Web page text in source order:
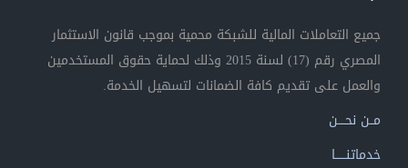
جميع التعاملات المالية للشبكة محمية بموجب قانون الاستثمار
المصري رقم (17) لسنة 2015 وذلك لحماية حقوق المستخدمين
والعمل على تقديم كافة الضمانات لتسهيل الخدمة.
مــن نحــــن
خدماتنــــــا